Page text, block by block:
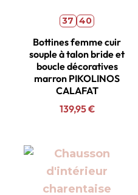
37 40
Bottines femme cuir
souple à talon bride et
boucle décoratives
marron PIKOLINOS
CALAFAT
139,95€